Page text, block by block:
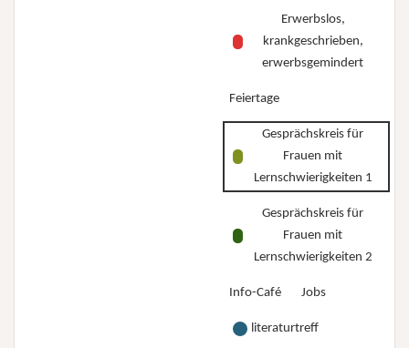
Erwerbslos,
krankgeschrieben,
erwerbsgemindert
Feiertage
Gesprächskreis für
Frauen mit
Lernschwierigkeiten 1
Gesprächskreis für
Frauen mit
Lernschwierigkeiten 2
Info-Café Jobs
literaturtreff